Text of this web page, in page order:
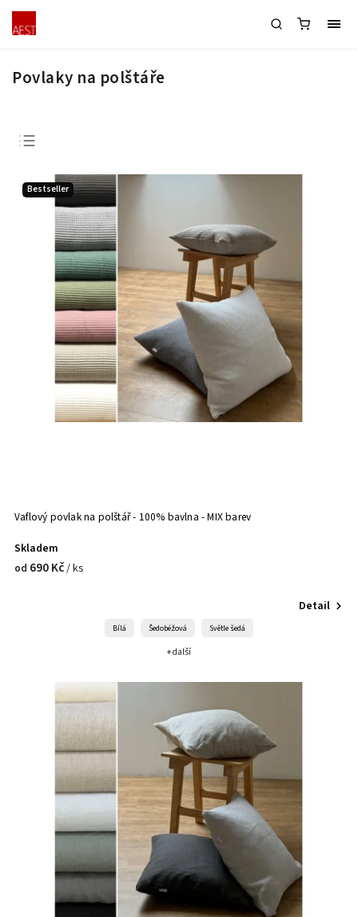
Povlaky na polštáře
Nejlevnější
Nejdražší
Nejprodávanější
Abecedně
Bestseller
Vaflový povlak na polštář - 100% bavlna - MIX barev
Skladem
od 690 Kč/ ks
Detail
Bílá Šedobéžová Světle šedá
+ další